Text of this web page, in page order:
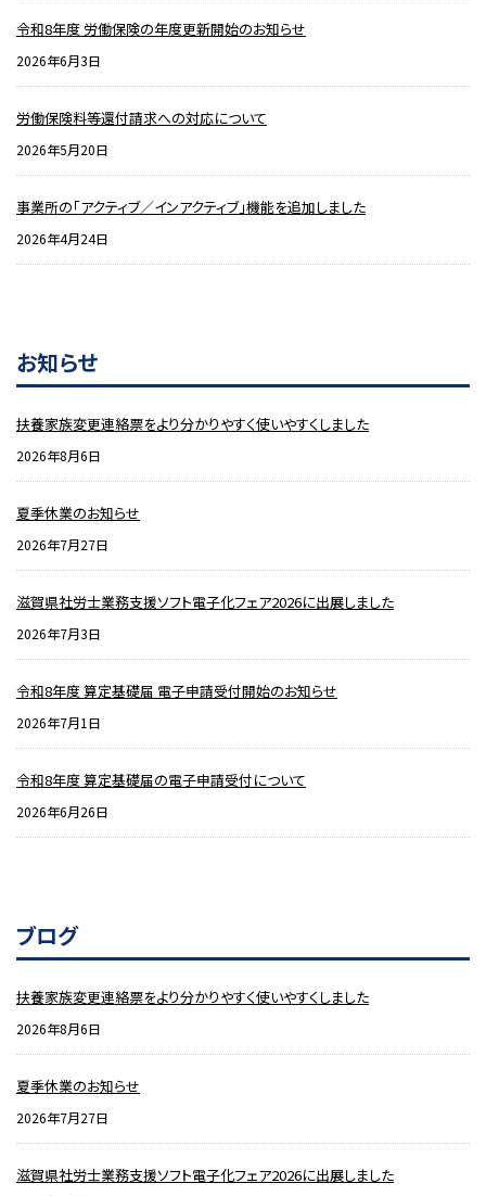
令和8年度 労働保険の年度更新開始のお知らせ
2026年6月3日
労働保険料等還付請求への対応について
2026年5月20日
事業所の「アクティブ／インアクティブ」機能を追加しました
2026年4月24日
お知らせ
扶養家族変更連絡票をより分かりやすく使いやすくしました
2026年8月6日
夏季休業のお知らせ
2026年7月27日
滋賀県社労士業務支援ソフト電子化フェア2026に出展しました
2026年7月3日
令和8年度 算定基礎届 電子申請受付開始のお知らせ
2026年7月1日
令和8年度 算定基礎届の電子申請受付について
2026年6月26日
ブログ
扶養家族変更連絡票をより分かりやすく使いやすくしました
2026年8月6日
夏季休業のお知らせ
2026年7月27日
滋賀県社労士業務支援ソフト電子化フェア2026に出展しました